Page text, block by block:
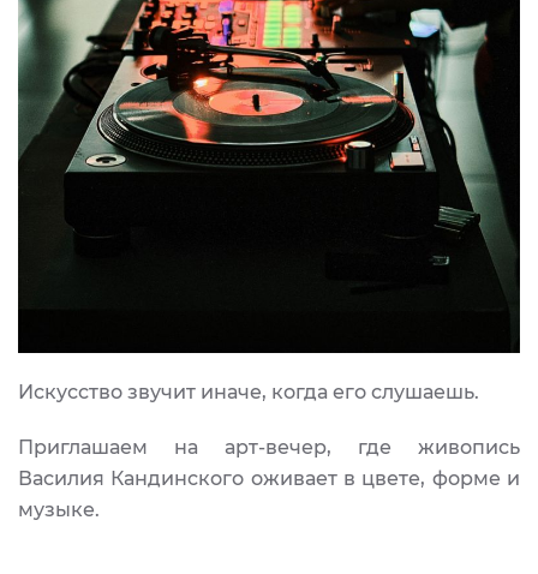
Искусство звучит иначе, когда его слушаешь.
Приглашаем на арт-вечер, где живопись
Василия Кандинского оживает в цвете, форме и
музыке.